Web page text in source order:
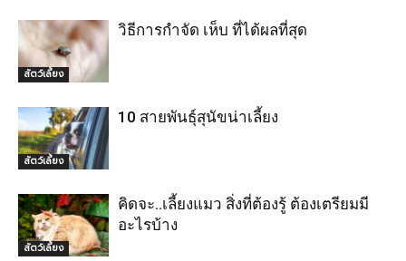
สัตว์เลี้ยง
วิธีการกำจัด เห็บ ที่ได้ผลที่สุด
สัตว์เลี้ยง
10 สายพันธุ์สุนัขน่าเลี้ยง
สัตว์เลี้ยง
คิดจะ..เลี้ยงแมว สิ่งที่ต้องรู้ ต้องเตรียมมี
อะไรบ้าง